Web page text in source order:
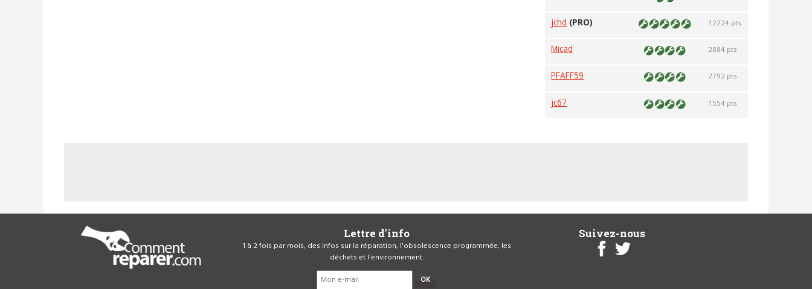
jchd (PRO) 12224 pts
Micad 2884 pts
PFAFF59 2792 pts
jc67 1554 pts
Lettre d'info
1 à 2 fois par mois, des infos sur la réparation, l'obsolescence programmée, les
déchets et l'environnement.
OK
Suivez-nous